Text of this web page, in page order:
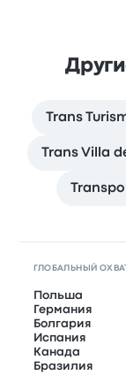
Trans
Trans Villa
ГЛОБАЛЬНЫЙ
Польша
Германия
Болгария
Испания
Канада
Бразилия